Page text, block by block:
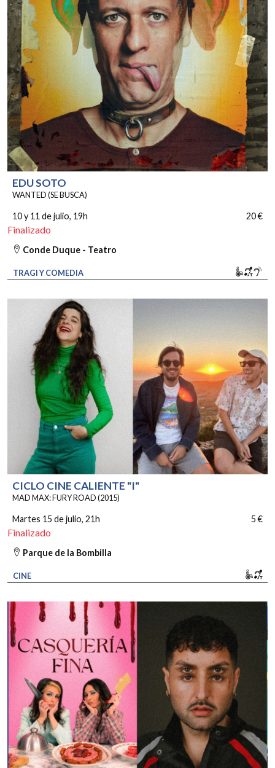
EDU SOTO
WANTED (SE BUSCA)
10 y 11 de julio, 19h 20 €
Finalizado
Conde Duque - Teatro
TRAGI Y COMEDIA
CICLO CINE CALIENTE "I"
MAD MAX: FURY ROAD (2015)
Martes 15 de julio, 21h 5 €
Finalizado
Parque de la Bombilla
CINE